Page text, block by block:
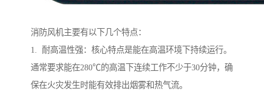
消防风机主要有以下几个特点：
1. 耐高温性强：核心特点是能在高温环境下持续运行。
通常要求能在280℃的高温下连续工作不少于30分钟，确
保在火灾发生时能有效排出烟雾和热气流。